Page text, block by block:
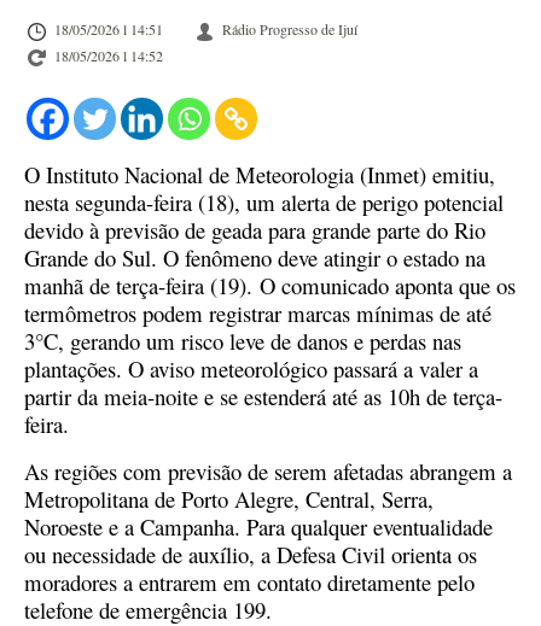
18/05/2026 l 14:51
Rádio Progresso de Ijuí
18/05/2026 l 14:52
O Instituto Nacional de Meteorologia (Inmet) emitiu,
nesta segunda-feira (18), um alerta de perigo potencial
devido à previsão de geada para grande parte do Rio
Grande do Sul. O fenômeno deve atingir o estado na
manhã de terça-feira (19). O comunicado aponta que os
termômetros podem registrar marcas mínimas de até
3°C, gerando um risco leve de danos e perdas nas
plantações. O aviso meteorológico passará a valer a
partir da meia-noite e se estenderá até as 10h de terça-
feira.
As regiões com previsão de serem afetadas abrangem a
Metropolitana de Porto Alegre, Central, Serra,
Noroeste e a Campanha. Para qualquer eventualidade
ou necessidade de auxílio, a Defesa Civil orienta os
moradores a entrarem em contato diretamente pelo
telefone de emergência 199.